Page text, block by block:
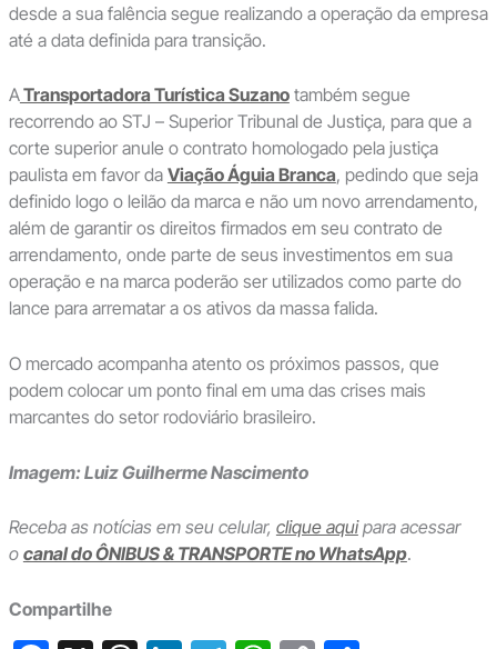
desde a sua falência segue realizando a operação da empresa
até a data definida para transição.
ATransportadora Turística Suzanotambém segue
recorrendo ao STJ – Superior Tribunal de Justiça, para que a
corte superior anule o contrato homologado pela justiça
paulista em favor da Viação Águia Branca, pedindo que seja
definido logo o leilão da marca e não um novo arrendamento,
além de garantir os direitos firmados em seu contrato de
arrendamento, onde parte de seus investimentos em sua
operação e na marca poderão ser utilizados como parte do
lance para arrematar a os ativos da massa falida.
O mercado acompanha atento os próximos passos, que
podem colocar um ponto final em uma das crises mais
marcantes do setor rodoviário brasileiro.
Imagem: Luiz Guilherme Nascimento
Receba as notícias em seu celular, clique aquipara acessar
o canal do ÔNIBUS & TRANSPORTE no WhatsApp.
Compartilhe